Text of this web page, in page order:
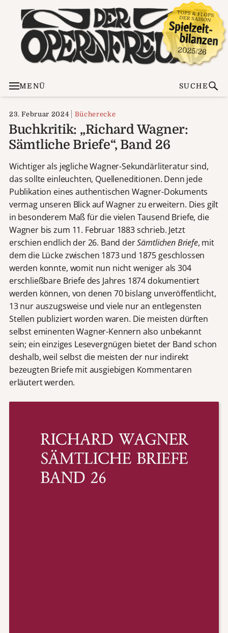
MENÜ SUCHE
23. Februar 2024 Bücherecke
Buchkritik: „Richard Wagner:
Sämtliche Briefe“, Band 26
Wichtiger als jegliche Wagner-Sekundärliteratur sind,
das sollte einleuchten, Quelleneditionen. Denn jede
Publikation eines authentischen Wagner-Dokuments
vermag unseren Blick auf Wagner zu erweitern. Dies gilt
in besonderem Maß für die vielen Tausend Briefe, die
Wagner bis zum 11. Februar 1883 schrieb. Jetzt
erschien endlich der 26. Band derSämtlichen Briefe, mit
dem die Lücke zwischen 1873 und 1875 geschlossen
werden konnte, womit nun nicht weniger als 304
erschließbare Briefe des Jahres 1874 dokumentiert
werden können, von denen 70 bislang unveröffentlicht,
13 nur auszugsweise und viele nur an entlegensten
Stellen publiziert worden waren. Die meisten dürften
selbst eminenten Wagner-Kennern also unbekannt
sein; ein einziges Lesevergnügen bietet der Band schon
deshalb, weil selbst die meisten der nur indirekt
bezeugten Briefe mit ausgiebigen Kommentaren
erläutert werden.